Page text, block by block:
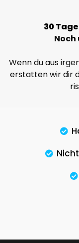
30
Noch
Wenn du aus
erstatten wir dir